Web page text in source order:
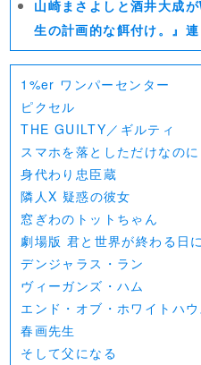
山崎まさよしと酒井大成
生の計画的な餌付け。』
1%er ワンパーセンター
ピクセル
THE GUILTY／ギルティ
スマホを落としただけなの
身代わり忠臣蔵
隣人X 疑惑の彼女
窓ぎわのトットちゃん
劇場版 君と世界が終わる日
デンジャラス・ラン
ヴィーガンズ・ハム
エンド・オブ・ホワイトハウ
春画先生
そして父になる